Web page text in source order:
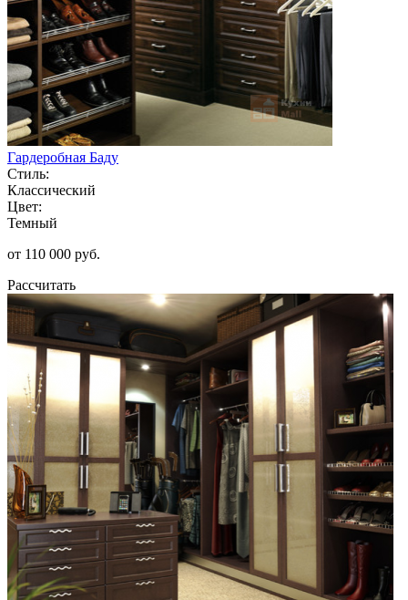
Гардеробная Баду
Стиль:
Классический
Цвет:
Темный
от 110 000 руб.
Рассчитать